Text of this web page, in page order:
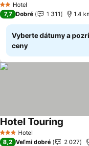
2 Počet hviezdičiek
Hotel
7,7 Dobré 1 311 1.4
Vyberte dátumy a
ceny
3 Počet hviezdičiek
Hotel
Hotel Touring
8,2 Veľmi dobré 2 027